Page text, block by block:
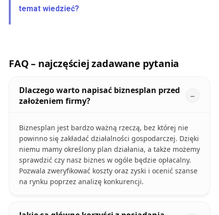
temat wiedzieć?
FAQ – najczęściej zadawane pytania
Dlaczego warto napisać biznesplan przed
założeniem firmy?
Biznesplan jest bardzo ważną rzeczą, bez której nie
powinno się zakładać działalności gospodarczej. Dzięki
niemu mamy określony plan działania, a także możemy
sprawdzić czy nasz biznes w ogóle będzie opłacalny.
Pozwala zweryfikować koszty oraz zyski i ocenić szanse
na rynku poprzez analizę konkurencji.